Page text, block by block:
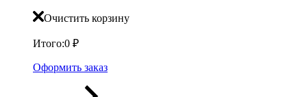
Очистить корзину
Итого:0 ₽
Оформить заказ